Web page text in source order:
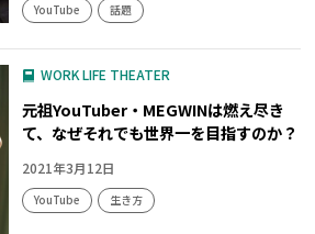
YouTube 話題
WORK LIFE THEATER
元祖YouTuber・MEGWINは燃え尽き
て、なぜそれでも世界一を目指すのか？
2021年3月12日
YouTube 生き方